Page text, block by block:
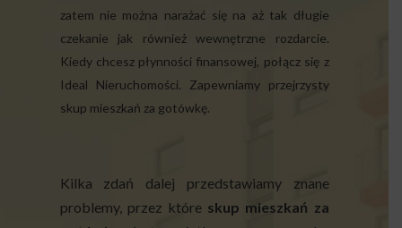
zatem nie można narażać się na aż tak długie
czekanie jak również wewnętrzne rozdarcie.
Kiedy chcesz płynności finansowej, połącz się z
Ideal Nieruchomości. Zapewniamy przejrzysty
skup mieszkań za gotówkę.
Kilka zdań dalej przedstawiamy znane
problemy, przez które skup mieszkań za